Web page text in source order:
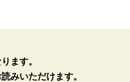
ます。
みいただけます。